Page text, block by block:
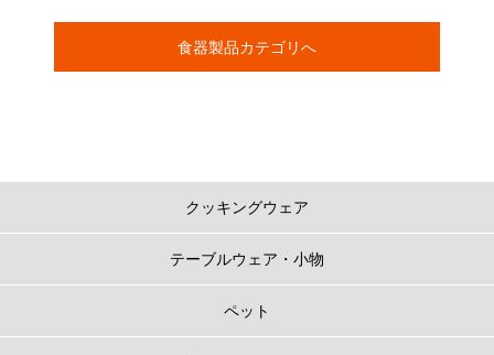
食器製品カテゴリへ
クッキングウェア
テーブルウェア・小物
ペット